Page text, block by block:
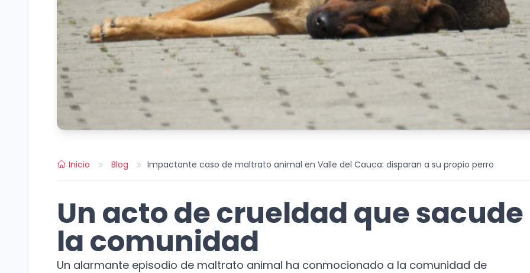
Inicio Blog Impactante caso de maltrato animal en Valle del Cauca: disparan a su propio perro
Un acto de crueldad que sacude
la comunidad
Un alarmante episodio de maltrato animal ha conmocionado a la comunidad de